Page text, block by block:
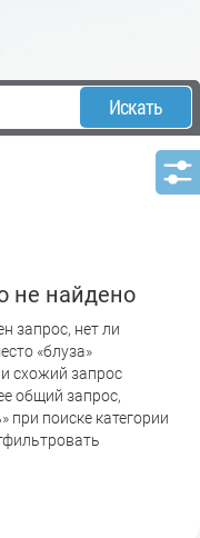
Искать
не найдено
запрос, нет ли
«блуза»
схожий запрос
общий запрос,
при поиске категории